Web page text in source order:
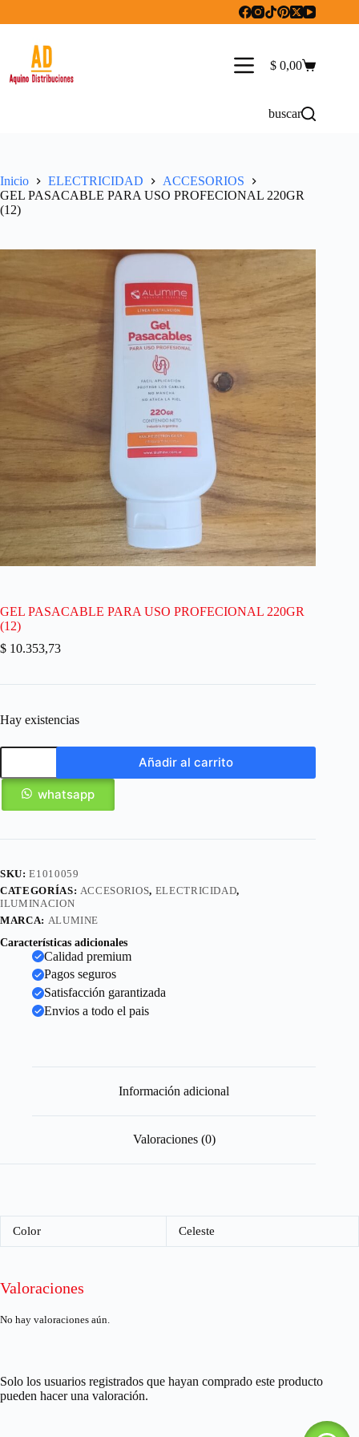
Carro
$ 0,00
buscar
Inicio ELECTRICIDAD
ACCESORIOS
GEL PASACABLE PARA USO PROFECIONAL 220GR
(12)
GEL PASACABLE PARA USO PROFECIONAL 220GR
(12)
$ 10.353,73
Hay existencias
Añadir al carrito
whatsapp
SKU:E1010059
CATEGORÍAS: ACCESORIOS, ELECTRICIDAD,
ILUMINACION
MARCA: ALUMINE
Características adicionales
Calidad premium
Pagos seguros
Satisfacción garantizada
Envios a todo el pais
Información adicional
Valoraciones (0)
Color Celeste
Valoraciones
No hay valoraciones aún.
Solo los usuarios registrados que hayan comprado este producto
pueden hacer una valoración.